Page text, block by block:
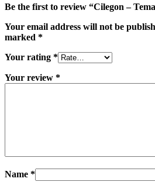
Be the first to review “Cilegon –
Your email address will not be
marked *
Your rating *
Your review *
Name *